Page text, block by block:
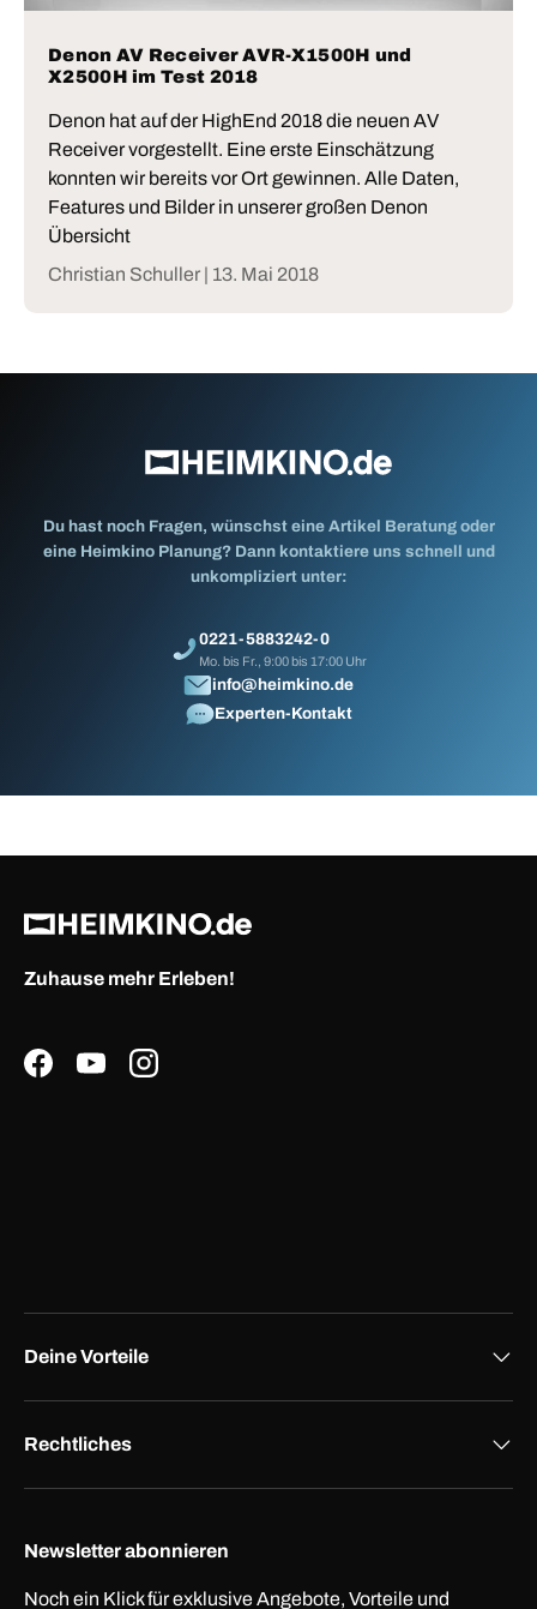
Denon AV Receiver AVR-X1500H und
X2500H im Test 2018
Denon hat auf der HighEnd 2018 die neuen AV
Receiver vorgestellt. Eine erste Einschätzung
konnten wir bereits vor Ort gewinnen. Alle Daten,
Features und Bilder in unserer großen Denon
Übersicht
Christian Schuller | 13. Mai 2018
Du hast noch Fragen, wünschst eine Artikel Beratung oder
eine Heimkino Planung? Dann kontaktiere uns schnell und
unkompliziert unter:
0221-5883242-0
Mo. bis Fr., 9:00 bis 17:00 Uhr
info@heimkino.de
Experten-Kontakt
Zuhause mehr Erleben!
FacebookYouTubeInstagram
Deine Vorteile
Rechtliches
Newsletter abonnieren
Noch ein Klick für exklusive Angebote, Vorteile und